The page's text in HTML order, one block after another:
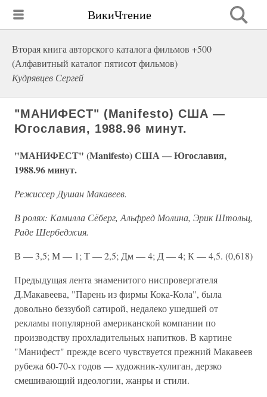
ВикиЧтение
Вторая книга авторского каталога фильмов +500
(Алфавитный каталог пятисот фильмов)
Кудрявцев Сергей
"МАНИФЕСТ" (Manifesto) США —
Югославия, 1988.96 минут.
"МАНИФЕСТ" (Manifesto) США — Югославия,
1988.96 минут.
Режиссер Душан Макавеев.
В ролях: Камилла Сёберг, Альфред Молина, Эрик Штольц,
Раде Шербеджия.
В — 3,5; М — 1; Т — 2,5; Дм — 4; Д — 4; К — 4,5. (0,618)
Предыдущая лента знаменитого ниспровергателя
Д.Макавеева, "Парень из фирмы Кока-Кола", была
довольно беззубой сатирой, недалеко ушедшей от
рекламы популярной американской компании по
производству прохладительных напитков. В картине
"Манифест" прежде всего чувствуется прежний Макавеев
рубежа 60-70-х годов — художник-хулиган, дерзко
смешивающий идеологии, жанры и стили.